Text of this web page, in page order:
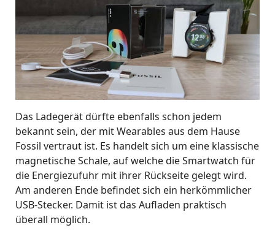
Das Ladegerät dürfte ebenfalls schon jedem
bekannt sein, der mit Wearables aus dem Hause
Fossil vertraut ist. Es handelt sich um eine klassische
magnetische Schale, auf welche die Smartwatch für
die Energiezufuhr mit ihrer Rückseite gelegt wird.
Am anderen Ende befindet sich ein herkömmlicher
USB-Stecker. Damit ist das Aufladen praktisch
überall möglich.